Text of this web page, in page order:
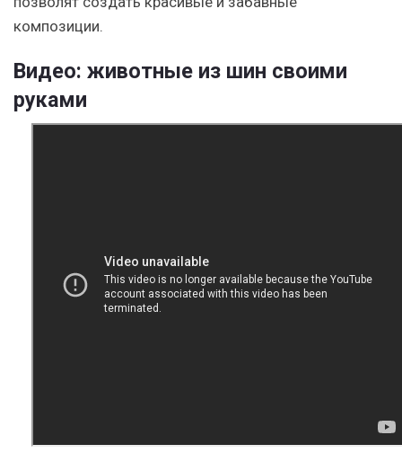
композиции.
Видео: животные из шин своими
руками